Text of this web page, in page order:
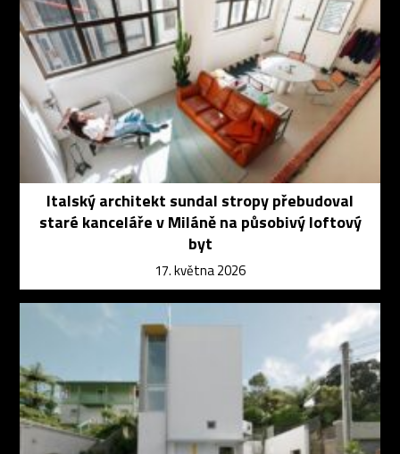
Italský architekt sundal stropy přebudoval
staré kanceláře v Miláně na působivý loftový
byt
17. května 2026